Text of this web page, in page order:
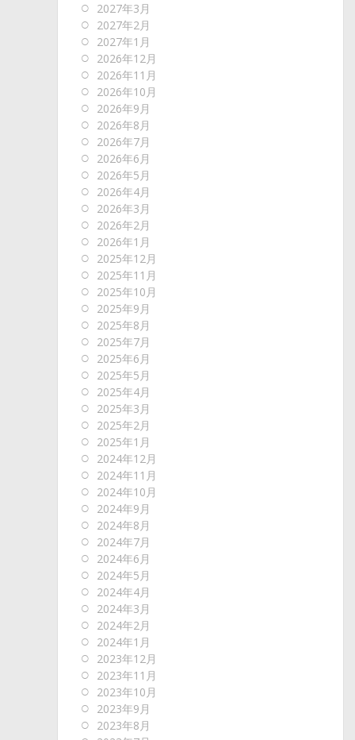
2027年3月
2027年2月
2027年1月
2026年12月
2026年11月
2026年10月
2026年9月
2026年8月
2026年7月
2026年6月
2026年5月
2026年4月
2026年3月
2026年2月
2026年1月
2025年12月
2025年11月
2025年10月
2025年9月
2025年8月
2025年7月
2025年6月
2025年5月
2025年4月
2025年3月
2025年2月
2025年1月
2024年12月
2024年11月
2024年10月
2024年9月
2024年8月
2024年7月
2024年6月
2024年5月
2024年4月
2024年3月
2024年2月
2024年1月
2023年12月
2023年11月
2023年10月
2023年9月
2023年8月